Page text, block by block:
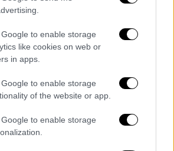
to enable storage
like cookies on web or
in apps.
to enable storage
of the website or app.
to enable storage
πρίγκιπα Χάρι στο Λονδίνο
από νέο παρασκήνιο στις
το Παλάτι του Μπάκιγχαμ.
η αρχική πρόσκληση του
να φιλοξενηθεί σε βασιλική
γεγονός που
«απογοητευτικό»